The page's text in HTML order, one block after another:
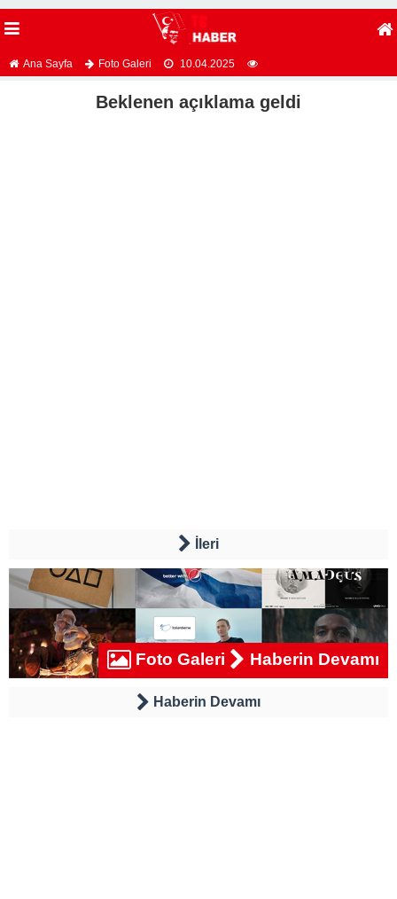
Ana Sayfa Foto Galeri 10.04.2025
Beklenen açıklama geldi
İleri
Foto Galeri Haberin Devamı
Haberin Devamı